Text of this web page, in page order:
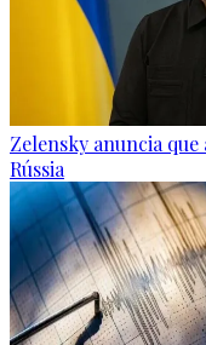
Zelensky anuncia
Rússia